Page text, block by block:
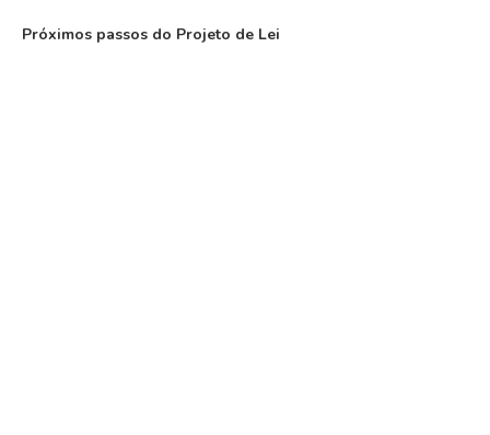
Próximos passos do Projeto de Lei